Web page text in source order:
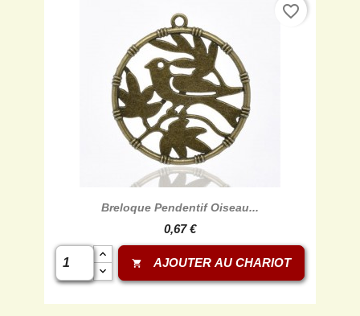
Breloque Pendentif Oiseau...
0,67 €
shopping_cart AJOUTER AU CHARIOT
favorite_border